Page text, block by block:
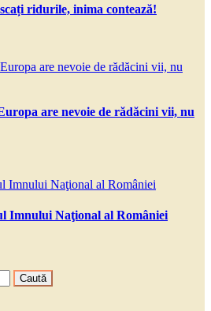
ridurile, inima contează!
are nevoie de rădăcini vii, nu
Imnului Naţional al României